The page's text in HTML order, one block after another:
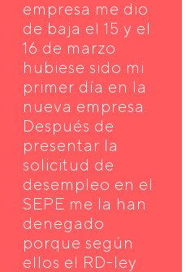
empresa me dio
de baja el 15 y el
16 de marzo
hubiese sido mi
primer día en la
nueva empresa.
Después de
presentar la
solicitud de
desempleo en el
SEPE me la han
denegado
porque según
ellos el RD-ley